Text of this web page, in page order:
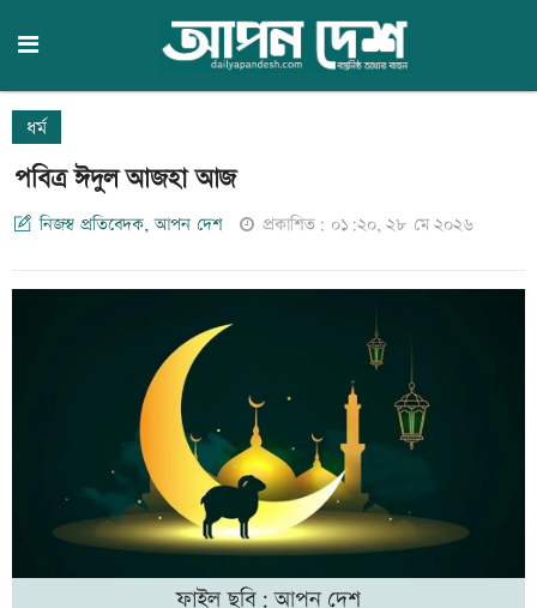
ধর্ম
পবিত্র ঈদুল আজহা আজ
নিজস্ব প্রতিবেদক, আপন দেশ প্রকাশিত: ০১:২০, ২৮ মে ২০২৬
ফাইল ছবি: আপন দেশ